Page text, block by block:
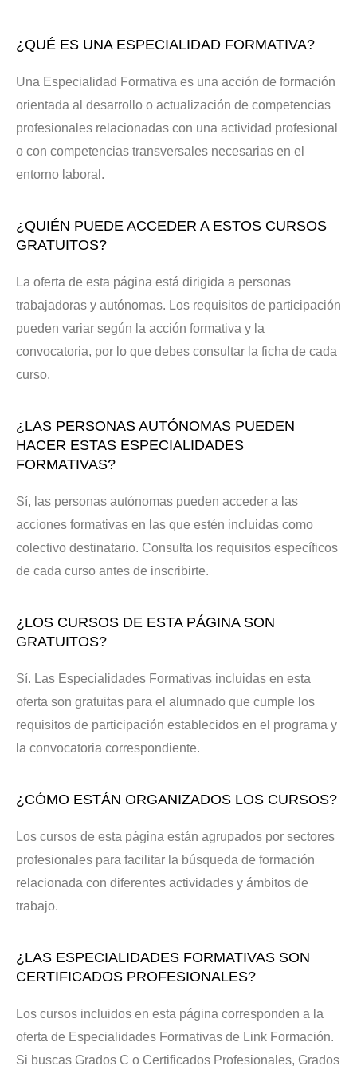
¿QUÉ ES UNA ESPECIALIDAD FORMATIVA?
Una Especialidad Formativa es una acción de formación
orientada al desarrollo o actualización de competencias
profesionales relacionadas con una actividad profesional
o con competencias transversales necesarias en el
entorno laboral.
¿QUIÉN PUEDE ACCEDER A ESTOS CURSOS
GRATUITOS?
La oferta de esta página está dirigida a personas
trabajadoras y autónomas. Los requisitos de participación
pueden variar según la acción formativa y la
convocatoria, por lo que debes consultar la ficha de cada
curso.
¿LAS PERSONAS AUTÓNOMAS PUEDEN
HACER ESTAS ESPECIALIDADES
FORMATIVAS?
Sí, las personas autónomas pueden acceder a las
acciones formativas en las que estén incluidas como
colectivo destinatario. Consulta los requisitos específicos
de cada curso antes de inscribirte.
¿LOS CURSOS DE ESTA PÁGINA SON
GRATUITOS?
Sí. Las Especialidades Formativas incluidas en esta
oferta son gratuitas para el alumnado que cumple los
requisitos de participación establecidos en el programa y
la convocatoria correspondiente.
¿CÓMO ESTÁN ORGANIZADOS LOS CURSOS?
Los cursos de esta página están agrupados por sectores
profesionales para facilitar la búsqueda de formación
relacionada con diferentes actividades y ámbitos de
trabajo.
¿LAS ESPECIALIDADES FORMATIVAS SON
CERTIFICADOS PROFESIONALES?
Los cursos incluidos en esta página corresponden a la
oferta de Especialidades Formativas de Link Formación.
Si buscas Grados C o Certificados Profesionales, Grados